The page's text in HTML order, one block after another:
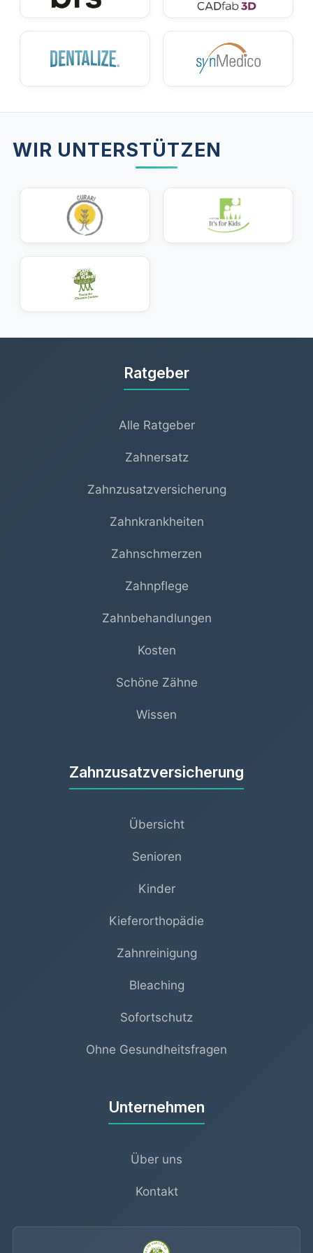
WIR UNTERSTÜTZEN
Ratgeber
Alle Ratgeber
Zahnersatz
Zahnzusatzversicherung
Zahnkrankheiten
Zahnschmerzen
Zahnpflege
Zahnbehandlungen
Kosten
Schöne Zähne
Wissen
Zahnzusatzversicherung
Übersicht
Senioren
Kinder
Kieferorthopädie
Zahnreinigung
Bleaching
Sofortschutz
Ohne Gesundheitsfragen
Unternehmen
Über uns
Kontakt